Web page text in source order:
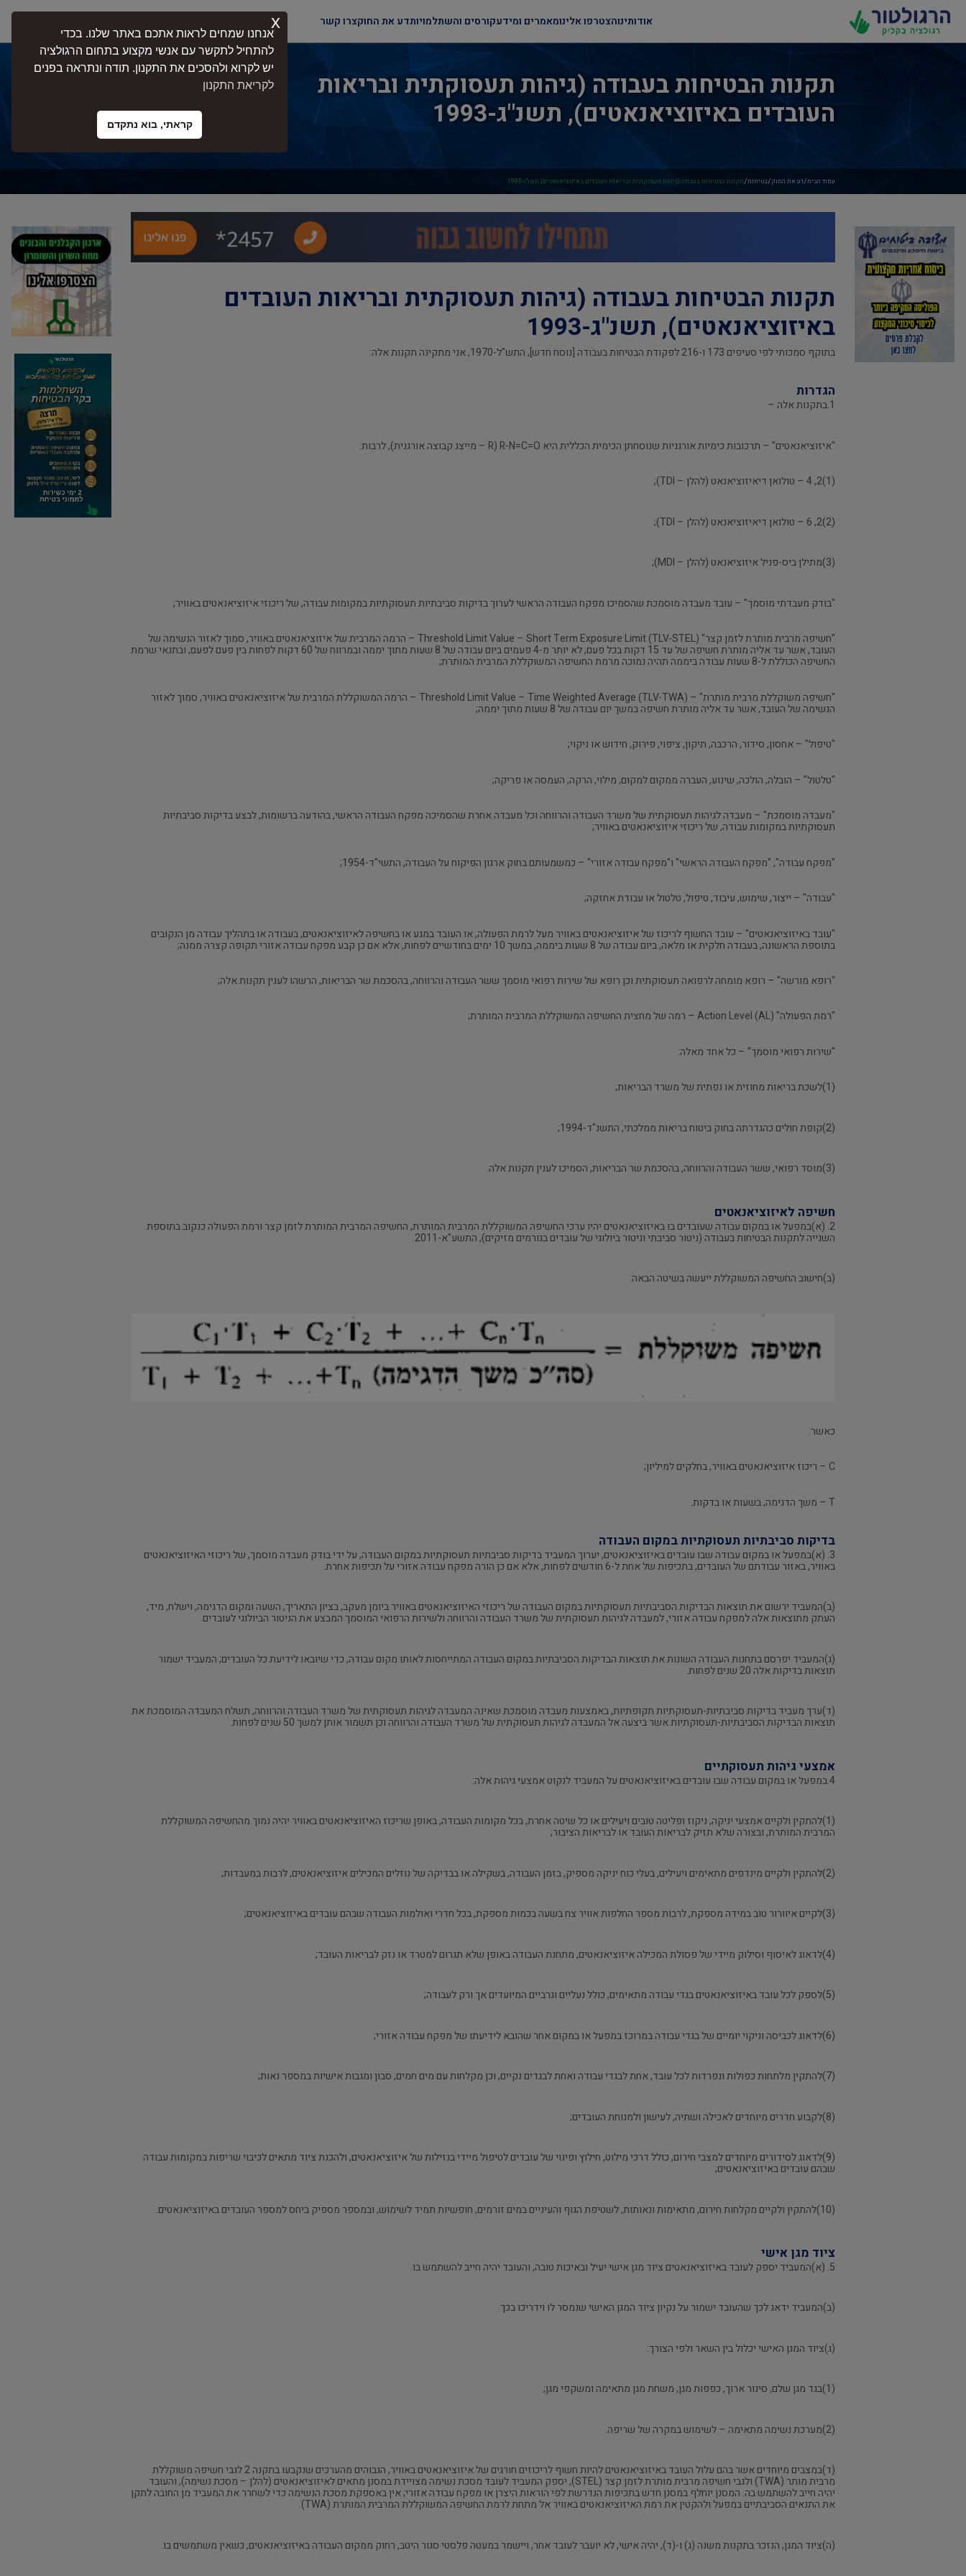
אודותינוהצטרפו אלינומאמרים ומידעקורסים והשתלמויותדע את החוקצרו קשר
תקנות הבטיחות בעבודה (גיהות תעסוקתית ובריאות
העובדים באיזוציאנאטים), תשנ"ג-1993
עמוד הבית/דע את החוק/בטיחות/תקנות הבטיחות בעבודה (גיהות תעסוקתית ובריאות העובדים באיזוציאנאטים), תשנ"ג-1993
תקנות הבטיחות בעבודה (גיהות תעסוקתית ובריאות העובדים
באיזוציאנאטים), תשנ"ג-1993
בתוקף סמכותי לפי סעיפים 173 ו-216 לפקודת הבטיחות בעבודה [נוסח חדש], התש"ל-1970, אני מתקינה תקנות אלה:
הגדרות
1.בתקנות אלה –
"איזוציאנאטים" – תרכובות כימיות אורגניות שנוסחתן הכימית הכללית היא R-N=C=O (R – מייצג קבוצה אורגנית), לרבות:
(1)2, 4 – טולואן דיאיזוציאנאט (להלן – TDI);
(2)2, 6 – טולואן דיאיזוציאנאט (להלן – TDI);
(3)מתילן ביס-פניל איזוציאנאט (להלן – MDI);
"בודק מעבדתי מוסמך" – עובד מעבדה מוסמכת שהסמיכו מפקח העבודה הראשי לערוך בדיקות סביבתיות תעסוקתיות במקומות עבודה, של ריכוזי איזוציאנאטים באוויר;
"חשיפה מרבית מותרת לזמן קצר" Threshold Limit Value – Short Term Exposure Limit (TLV-STEL) – הרמה המרבית של איזוציאנאטים באוויר, סמוך לאזור הנשימה של
העובד, אשר עד אליה מותרת חשיפה של עד 15 דקות בכל פעם, לא יותר מ-4 פעמים ביום עבודה של 8 שעות מתוך יממה ובמרווח של 60 דקות לפחות בין פעם לפעם, ובתנאי שרמת
החשיפה הכוללת ל-8 שעות עבודה ביממה תהיה נמוכה מרמת החשיפה המשוקללת המרבית המותרת;
"חשיפה משוקללת מרבית מותרת" – Threshold Limit Value – Time Weighted Average (TLV-TWA) – הרמה המשוקללת המרבית של איזוציאנאטים באוויר, סמוך לאזור
הנשימה של העובד, אשר עד אליה מותרת חשיפה במשך יום עבודה של 8 שעות מתוך יממה;
"טיפול" – אחסון, סידור, הרכבה, תיקון, ציפוי, פירוק, חידוש או ניקוי;
"טלטול" – הובלה, הולכה, שינוע, העברה ממקום למקום, מילוי, הרקה, העמסה או פריקה;
"מעבדה מוסמכת" – מעבדה לגיהות תעסוקתית של משרד העבודה והרווחה וכל מעבדה אחרת שהסמיכה מפקח העבודה הראשי, בהודעה ברשומות, לבצע בדיקות סביבתיות
תעסוקתיות במקומות עבודה, של ריכוזי איזוציאנאטים באוויר;
"מפקח עבודה", "מפקח העבודה הראשי" ו"מפקח עבודה אזורי" – כמשמעותם בחוק ארגון הפיקוח על העבודה, התשי"ד-1954;
"עבודה" – ייצור, שימוש, עיבוד, טיפול, טלטול או עבודת אחזקה;
"עובד באיזוציאנאטים" – עובד החשוף לריכוז של איזוציאנאטים באוויר מעל לרמת הפעולה, או העובד במגע או בחשיפה לאיזוציאנאטים, בעבודה או בתהליך עבודה מן הנקובים
בתוספת הראשונה, בעבודה חלקית או מלאה, ביום עבודה של 8 שעות ביממה, במשך 10 ימים בחודשיים לפחות, אלא אם כן קבע מפקח עבודה אזורי תקופה קצרה ממנה;
"רופא מורשה" – רופא מומחה לרפואה תעסוקתית וכן רופא של שירות רפואי מוסמך ששר העבודה והרווחה, בהסכמת שר הבריאות, הרשהו לענין תקנות אלה;
"רמת הפעולה" Action Level (AL) – רמה של מחצית החשיפה המשוקללת המרבית המותרת;
"שירות רפואי מוסמך" – כל אחד מאלה:
(1)לשכת בריאות מחוזית או נפתית של משרד הבריאות;
(2)קופת חולים כהגדרתה בחוק ביטוח בריאות ממלכתי, התשנ"ד-1994;
(3)מוסד רפואי, ששר העבודה והרווחה, בהסכמת שר הבריאות, הסמיכו לענין תקנות אלה.
חשיפה לאיזוציאנאטים
2. (א)במפעל או במקום עבודה שעובדים בו באיזוציאנאטים יהיו ערכי החשיפה המשוקללת המרבית המותרת, החשיפה המרבית המותרת לזמן קצר ורמת הפעולה כנקוב בתוספת
השנייה לתקנות הבטיחות בעבודה (ניטור סביבתי וניטור ביולוגי של עובדים בגורמים מזיקים), התשע"א-2011.
(ב)חישוב החשיפה המשוקללת ייעשה בשיטה הבאה:
כאשר:
C – ריכוז איזוציאנאטים באוויר, בחלקים למיליון;
T – משך הדגימה, בשעות או בדקות.
בדיקות סביבתיות תעסוקתיות במקום העבודה
3. (א)במפעל או במקום עבודה שבו עובדים באיזוציאנאטים, יערוך המעביד בדיקות סביבתיות תעסוקתיות במקום העבודה, על ידי בודק מעבדה מוסמך, של ריכוזי האיזוציאנאטים
באוויר, באזור עבודתם של העובדים, בתכיפות של אחת ל-6 חודשים לפחות, אלא אם כן הורה מפקח עבודה אזורי על תכיפות אחרת.
(ב)המעביד ירשום את תוצאות הבדיקות הסביבתיות תעסוקתיות במקום העבודה של ריכוזי האיזוציאנאטים באוויר ביומן מעקב, בציון התאריך, השעה ומקום הדגימה, וישלח, מיד,
העתק מתוצאות אלה למפקח עבודה אזורי, למעבדה לגיהות תעסוקתית של משרד העבודה והרווחה ולשירות הרפואי המוסמך המבצע את הניטור הביולוגי לעובדים.
(ג)המעביד יפרסם בתחנות העבודה השונות את תוצאות הבדיקות הסביבתיות במקום העבודה המתייחסות לאותו מקום עבודה, כדי שיובאו לידיעת כל העובדים; המעביד ישמור
תוצאות בדיקות אלה 20 שנים לפחות.
(ד)ערך מעביד בדיקות סביבתיות-תעסוקתיות תקופתיות, באמצעות מעבדה מוסמכת שאינה המעבדה לגיהות תעסוקתית של משרד העבודה והרווחה, תשלח המעבדה המוסמכת את
תוצאות הבדיקות הסביבתיות-תעסוקתיות אשר ביצעה אל המעבדה לגיהות תעסוקתית של משרד העבודה והרווחה וכן תשמור אותן למשך 50 שנים לפחות.
אמצעי גיהות תעסוקתיים
4.במפעל או במקום עבודה שבו עובדים באיזוציאנאטים על המעביד לנקוט אמצעי גיהות אלה:
(1)להתקין ולקיים אמצעי יניקה, ניקוז ופליטה טובים ויעילים או כל שיטה אחרת, בכל מקומות העבודה, באופן שריכוז האיזוציאנאטים באוויר יהיה נמוך מהחשיפה המשוקללת
המרבית המותרת, ובצורה שלא תזיק לבריאות העובד או לבריאות הציבור;
(2)להתקין ולקיים מינדפים מתאימים ויעילים, בעלי כוח יניקה מספיק, בזמן העבודה, בשקילה או בבדיקה של נוזלים המכילים איזוציאנאטים, לרבות במעבדות;
(3)לקיים איוורור טוב במידה מספקת, לרבות מספר החלפות אוויר צח בשעה בכמות מספקת, בכל חדרי ואולמות העבודה שבהם עובדים באיזוציאנאטים;
(4)לדאוג לאיסוף וסילוק מיידי של פסולת המכילה איזוציאנאטים, מתחנת העבודה באופן שלא תגרום למטרד או נזק לבריאות העובד;
(5)לספק לכל עובד באיזוציאנאטים בגדי עבודה מתאימים, כולל נעליים וגרביים המיועדים אך ורק לעבודה;
(6)לדאוג לכביסה וניקוי יומיים של בגדי עבודה במרוכז במפעל או במקום אחר שהובא לידיעתו של מפקח עבודה אזורי;
(7)להתקין מלתחות כפולות ונפרדות לכל עובד, אחת לבגדי עבודה ואחת לבגדים נקיים, וכן מקלחות עם מים חמים, סבון ומגבות אישיות במספר נאות;
(8)לקבוע חדרים מיוחדים לאכילה ושתיה, לעישון ולמנוחת העובדים;
(9)לדאוג לסידורים מיוחדים למצבי חירום, כולל דרכי מילוט, חילוץ ופינוי של עובדים לטיפול מיידי בנזילות של איזוציאנאטים, ולהכנת ציוד מתאים לכיבוי שריפות במקומות עבודה
שבהם עובדים באיזוציאנאטים;
(10)להתקין ולקיים מקלחות חירום, מתאימות ונאותות, לשטיפת הגוף והעיניים במים זורמים, חופשיות תמיד לשימוש, ובמספר מספיק ביחס למספר העובדים באיזוציאנאטים.
ציוד מגן אישי
5. (א)המעביד יספק לעובד באיזוציאנאטים ציוד מגן אישי יעיל ובאיכות טובה, והעובד יהיה חייב להשתמש בו.
(ב)המעביד ידאג לכך שהעובד ישמור על נקיון ציוד המגן האישי שנמסר לו וידריכו בכך.
(ג)ציוד המגן האישי יכלול בין השאר ולפי הצורך:
(1)בגד מגן שלם, סינור ארוך, כפפות מגן, משחת מגן מתאימה ומשקפי מגן;
(2)מערכת נשימה מתאימה – לשימוש במקרה של שריפה.
(ד)במצבים מיוחדים אשר בהם עלול העובד באיזוציאנאטים להיות חשוף לריכוזים חורגים של איזוציאנאטים באוויר, הגבוהים מהערכים שנקבעו בתקנה 2 לגבי חשיפה משוקללת
מרבית מותר (TWA) ולגבי חשיפה מרבית מותרת לזמן קצר (STEL), יספק המעביד לעובד מסכת נשימה מצויידת במסנן מתאים לאיזוציאנאטים (להלן – מסכת נשימה), והעובד
יהיה חייב להשתמש בה. המסנן יוחלף במסנן חדש בתכיפות הנדרשת לפי הוראות היצרן או מפקח עבודה אזורי; אין באספקת מסכת הנשימה כדי לשחרר את המעביד מן החובה לתקן
את התנאים הסביבתיים במפעל ולהקטין את רמת האיזוציאנאטים באוויר אל מתחת לרמת החשיפה המשוקללת המרבית המותרת (TWA).
(ה)ציוד המגן, הנזכר בתקנות משנה (ג) ו-(ד), יהיה אישי, לא יועבר לעובד אחר, ויישמר במעטה פלסטי סגור היטב, רחוק ממקום העבודה באיזוציאנאטים, כשאין משתמשים בו.
אנחנו שמחים לראות אתכם באתר שלנו. בכדי
להתחיל לתקשר עם אנשי מקצוע בתחום הרגולציה
יש לקרוא ולהסכים את התקנון. תודה ונתראה בפנים
לקריאת התקנון
קראתי, בוא נתקדם
x